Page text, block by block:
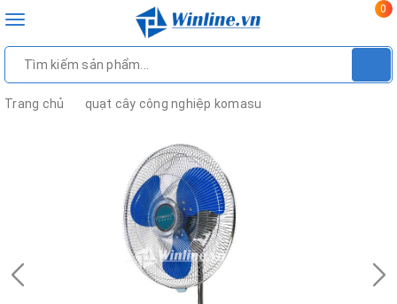
Toggle
0
Trang chủ quạt cây công nghiệp komasu